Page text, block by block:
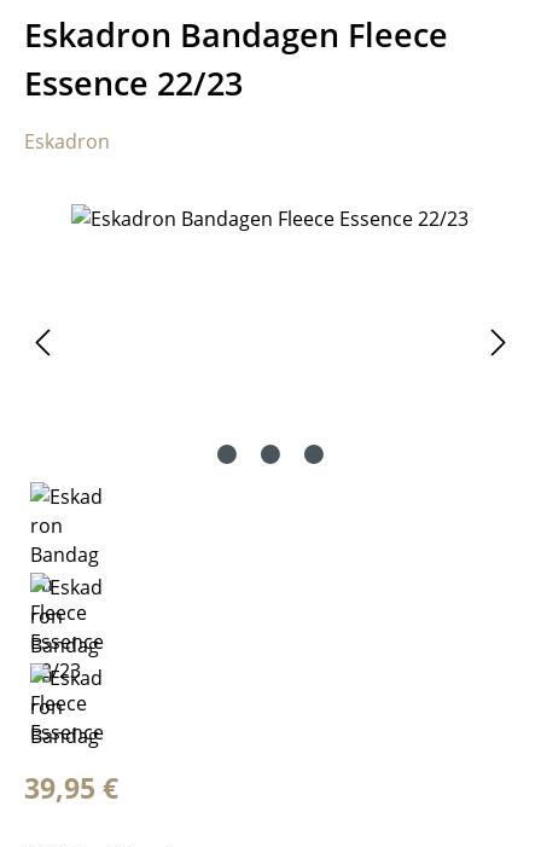
Eskadron Bandagen Fleece
Essence 22/23
Eskadron
Bildergalerie überspringen
Regulärer Preis:
39,95 €